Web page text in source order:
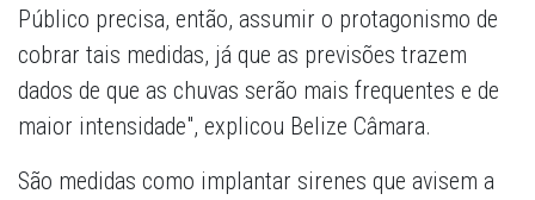
Público precisa, então, assumir o protagonismo de
cobrar tais medidas, já que as previsões trazem
dados de que as chuvas serão mais frequentes e de
maior intensidade", explicou Belize Câmara.
São medidas como implantar sirenes que avisem a